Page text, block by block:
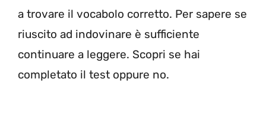
a trovare il vocabolo corretto. Per sapere se
riuscito ad indovinare è sufficiente
continuare a leggere. Scopri se hai
completato il test oppure no.